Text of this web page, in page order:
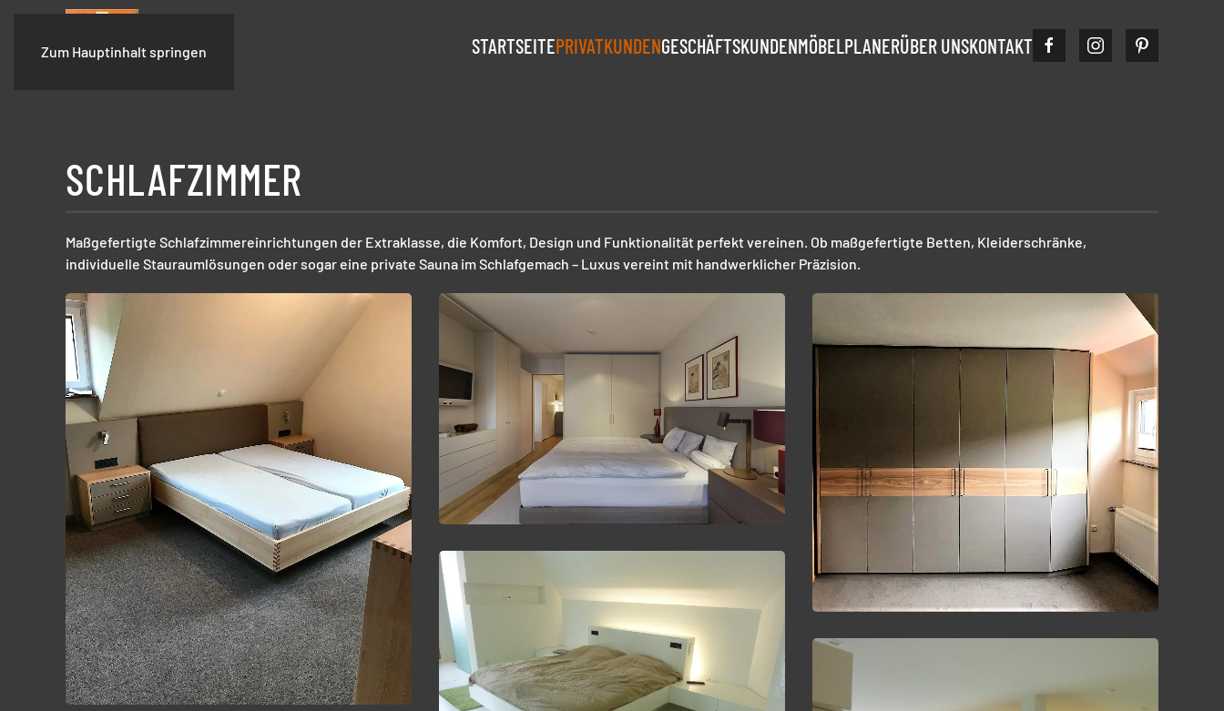
Zum Hauptinhalt springen STARTSEITEPRIVATKUNDENGESCHÄFTSKUNDENMÖBELPLANERÜBER UNSKONTAKT
SCHLAFZIMMER
Maßgefertigte Schlafzimmereinrichtungen der Extraklasse, die Komfort, Design und Funktionalität perfekt vereinen. Ob maßgefertigte Betten, Kleiderschränke,
individuelle Stauraumlösungen oder sogar eine private Sauna im Schlafgemach – Luxus vereint mit handwerklicher Präzision.